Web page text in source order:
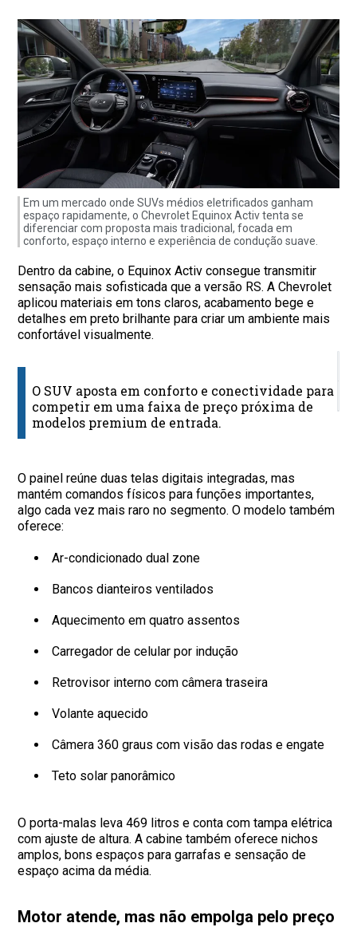
Em um mercado onde SUVs médios eletrificados ganham
espaço rapidamente, o Chevrolet Equinox Activ tenta se
diferenciar com proposta mais tradicional, focada em
conforto, espaço interno e experiência de condução suave.
Dentro da cabine, o Equinox Activ consegue transmitir
sensação mais sofisticada que a versão RS. A Chevrolet
aplicou materiais em tons claros, acabamento bege e
detalhes em preto brilhante para criar um ambiente mais
confortável visualmente.
O SUV aposta em conforto e conectividade para
competir em uma faixa de preço próxima de
modelos premium de entrada.
O painel reúne duas telas digitais integradas, mas
mantém comandos físicos para funções importantes,
algo cada vez mais raro no segmento. O modelo também
oferece:
Ar-condicionado dual zone
Bancos dianteiros ventilados
Aquecimento em quatro assentos
Carregador de celular por indução
Retrovisor interno com câmera traseira
Volante aquecido
Câmera 360 graus com visão das rodas e engate
Teto solar panorâmico
O porta-malas leva 469 litros e conta com tampa elétrica
com ajuste de altura. A cabine também oferece nichos
amplos, bons espaços para garrafas e sensação de
espaço acima da média.
Motor atende, mas não empolga pelo preço